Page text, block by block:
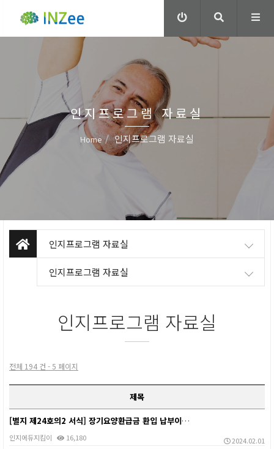
인지프로그램 자료실
Home 인지프로그램 자료실
인지프로그램 자료실
인지프로그램 자료실
인지프로그램 자료실
전체 194 건 - 5 페이지
제목
[별지 제24호의2 서식] 장기요양환급금 환입 납부이행…
인지에듀지킴이 16,180 2024.02.01